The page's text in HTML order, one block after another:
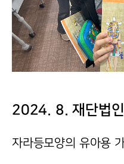
2024. 8. 재단법
자라등모양의 유아용